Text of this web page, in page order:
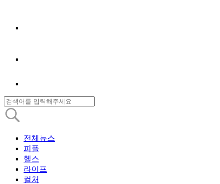
전체뉴스
피플
헬스
라이프
컬처